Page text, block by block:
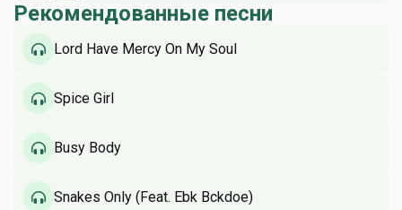
Рекомендованные песни
Lord Have Mercy On My Soul
Spice Girl
Busy Body
Snakes Only (Feat. Ebk Bckdoe)